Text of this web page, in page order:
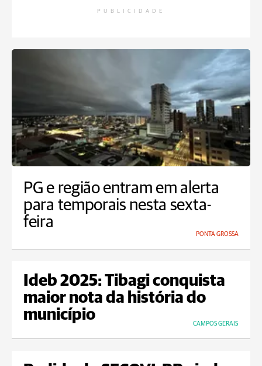
PUBLICIDADE
PG e região entram em alerta
para temporais nesta sexta-
feira
PONTA GROSSA
Ideb 2025: Tibagi conquista
maior nota da história do
município
CAMPOS GERAIS